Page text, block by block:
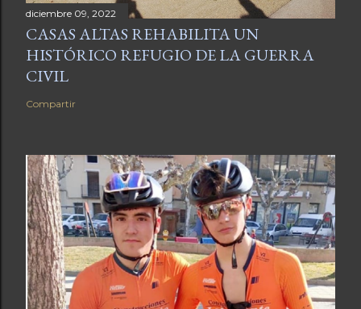
diciembre 09, 2022
CASAS ALTAS REHABILITA UN
HISTÓRICO REFUGIO DE LA GUERRA
CIVIL
Compartir